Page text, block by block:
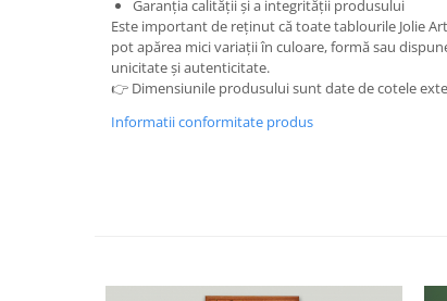
Garanția calității și a integrității produsului
Este important de reținut că toate tablourile Jolie
pot apărea mici variații în culoare, formă sau
unicitate și autenticitate.
👉 Dimensiunile produsului sunt date de cotele
Informatii conformitate produs